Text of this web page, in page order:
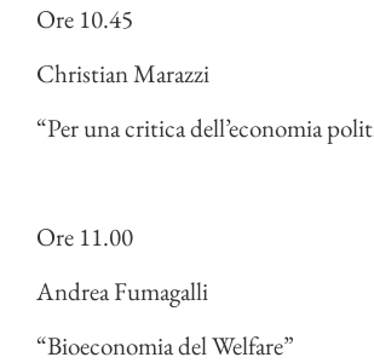
Ore 10.45
Christian Marazzi
“Per una critica dell’economia
Ore 11.00
Andrea Fumagalli
“Bioeconomia del Welfare”